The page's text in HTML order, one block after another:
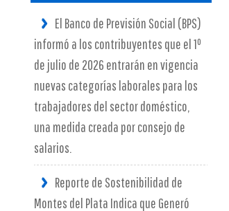
El Banco de Previsión Social (BPS)
informó a los contribuyentes que el 1º
de julio de 2026 entrarán en vigencia
nuevas categorías laborales para los
trabajadores del sector doméstico,
una medida creada por consejo de
salarios.
Reporte de Sostenibilidad de
Montes del Plata Indica que Generó